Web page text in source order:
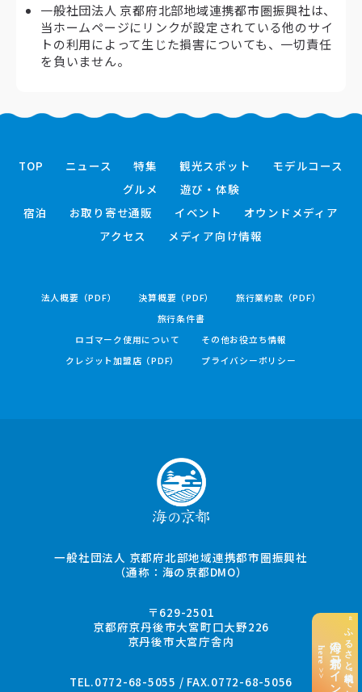
“ふるさと納税”でお支払い
海の京都コイン
here >>
一般社団法人 京都府北部地域連携都市圏振興社は、
当ホームページにリンクが設定されている他のサイ
トの利用によって生じた損害についても、一切責任
を負いません。
TOP ニュース 特集 観光スポット
モデルコース
グルメ
遊び・体験
宿泊
お取り寄せ通販 イベント
オウンドメディア
アクセス
メディア向け情報
法人概要（PDF） 決算概要（PDF）
旅行業約款（PDF）
旅行条件書
ロゴマーク使用について
その他お役立ち情報
クレジット加盟店（PDF）
プライバシーポリシー
一般社団法人 京都府北部地域連携都市圏振興社
（通称：海の京都DMO）
〒629-2501
京都府京丹後市大宮町口大野226
京丹後市大宮庁舎内
TEL.0772-68-5055 / FAX.0772-68-5056